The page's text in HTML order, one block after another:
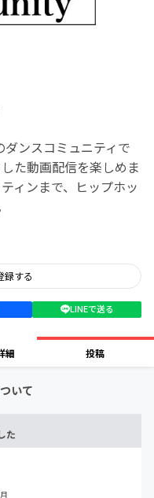
ダンスコミュニティで
た動画配信を楽しめま
ィンまで、ヒップホッ
録する
LINEで送る
細 投稿
いて
た